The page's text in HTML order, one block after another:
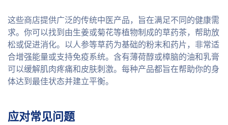
这些商店提供广泛的传统中医产品，旨在满足不同的健康需
求。你可以找到由生姜或菊花等植物制成的草药茶，帮助放
松或促进消化。以人参等草药为基础的粉末和药片，非常适
合增强能量或支持免疫系统。含有薄荷醇或樟脑的油和乳膏
可以缓解肌肉疼痛和皮肤刺激。每种产品都旨在帮助你的身
体达到最佳状态并建立平衡。
应对常见问题